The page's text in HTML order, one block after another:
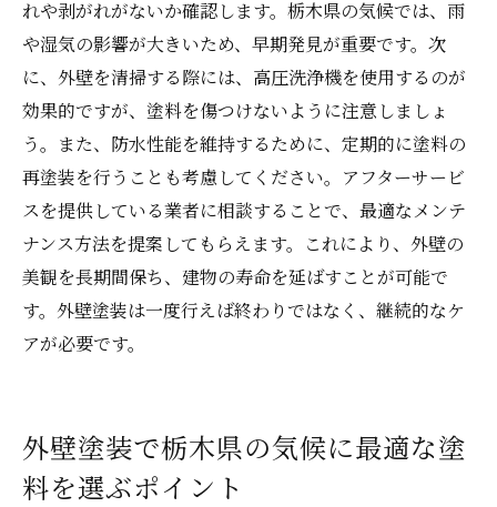
れや剥がれがないか確認します。栃木県の気候では、雨
や湿気の影響が大きいため、早期発見が重要です。次
に、外壁を清掃する際には、高圧洗浄機を使用するのが
効果的ですが、塗料を傷つけないように注意しましょ
う。また、防水性能を維持するために、定期的に塗料の
再塗装を行うことも考慮してください。アフターサービ
スを提供している業者に相談することで、最適なメンテ
ナンス方法を提案してもらえます。これにより、外壁の
美観を長期間保ち、建物の寿命を延ばすことが可能で
す。外壁塗装は一度行えば終わりではなく、継続的なケ
アが必要です。
外壁塗装で栃木県の気候に最適な塗
料を選ぶポイント